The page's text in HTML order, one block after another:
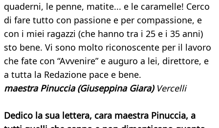
quaderni, le penne, matite... e le caramelle! Cerco
di fare tutto con passione e per compassione, e
con i miei ragazzi (che hanno tra i 25 e i 35 anni)
sto bene. Vi sono molto riconoscente per il lavoro
che fate con “Avvenire” e auguro a lei, direttore, e
a tutta la Redazione pace e bene.
maestra Pinuccia (Giuseppina Giara) Vercelli
Dedico la sua lettera, cara maestra Pinuccia, a